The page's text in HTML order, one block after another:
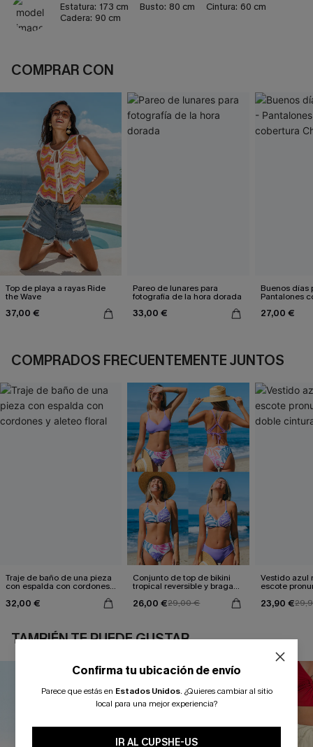
Estatura: 173 cm Busto: 80 cm Cintura: 60 cm
Cadera: 90 cm
COMPRAR CON
Top de playa a rayas Ride
the Wave
37,00 €
Pareo de lunares para
fotografía de la hora dorada
33,00 €
Buenos días
Pantalones
27,00 €
COMPRADOS FRECUENTEMENTE JUNTOS
Traje de baño de una pieza
con espalda con cordones y
32,00 €
Conjunto de top de bikini
tropical reversible y braga
26,00 €29,00 €
Vestido azul
escote
23,90 €
TAMBIÉN TE PUEDE GUSTAR
Confirma tu ubicación de envío
Parece que estás en Estados Unidos. ¿Quieres cambiar al sitio
local para una mejor experiencia?
IR AL CUPSHE-US